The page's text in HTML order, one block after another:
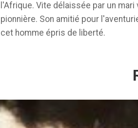
l'Afrique. Vite délaissée par un
pionnière. Son amitié pour
cet homme épris de liberté.